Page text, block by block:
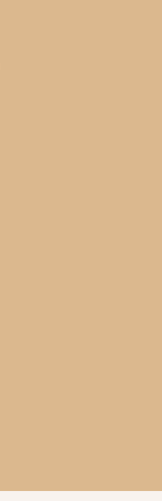
DIFFUSER - CEDER PATCHOULI